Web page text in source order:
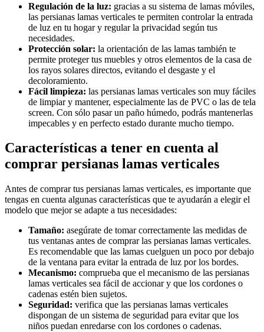
Regulación de la luz: gracias a su sistema de lamas móviles,
las persianas lamas verticales te permiten controlar la entrada
de luz en tu hogar y regular la privacidad según tus
necesidades.
Protección solar: la orientación de las lamas también te
permite proteger tus muebles y otros elementos de la casa de
los rayos solares directos, evitando el desgaste y el
decoloramiento.
Fácil limpieza: las persianas lamas verticales son muy fáciles
de limpiar y mantener, especialmente las de PVC o las de tela
screen. Con sólo pasar un paño húmedo, podrás mantenerlas
impecables y en perfecto estado durante mucho tiempo.
Características a tener en cuenta al
comprar persianas lamas verticales
Antes de comprar tus persianas lamas verticales, es importante que
tengas en cuenta algunas características que te ayudarán a elegir el
modelo que mejor se adapte a tus necesidades:
Tamaño: asegúrate de tomar correctamente las medidas de
tus ventanas antes de comprar las persianas lamas verticales.
Es recomendable que las lamas cuelguen un poco por debajo
de la ventana para evitar la entrada de luz por los bordes.
Mecanismo: comprueba que el mecanismo de las persianas
lamas verticales sea fácil de accionar y que los cordones o
cadenas estén bien sujetos.
Seguridad: verifica que las persianas lamas verticales
dispongan de un sistema de seguridad para evitar que los
niños puedan enredarse con los cordones o cadenas.